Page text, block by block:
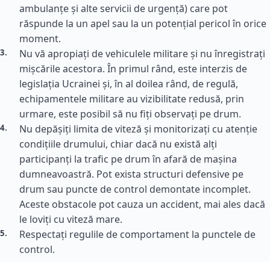
ambulanțe și alte servicii de urgență) care pot
răspunde la un apel sau la un potențial pericol în orice
moment.
Nu vă apropiați de vehiculele militare și nu înregistrați
mișcările acestora. În primul rând, este interzis de
legislația Ucrainei și, în al doilea rând, de regulă,
echipamentele militare au vizibilitate redusă, prin
urmare, este posibil să nu fiți observați pe drum.
Nu depășiți limita de viteză și monitorizați cu atenție
condițiile drumului, chiar dacă nu există alți
participanți la trafic pe drum în afară de mașina
dumneavoastră. Pot exista structuri defensive pe
drum sau puncte de control demontate incomplet.
Aceste obstacole pot cauza un accident, mai ales dacă
le loviți cu viteză mare.
Respectați regulile de comportament la punctele de
control.